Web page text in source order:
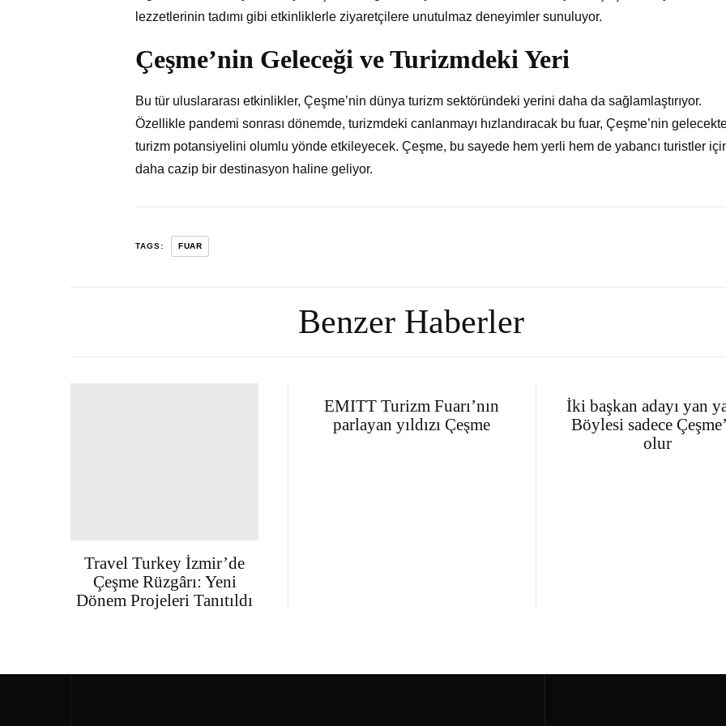
lezzetlerinin tadımı gibi etkinliklerle ziyaretçilere unutulmaz deneyimler sunuluyor.
Çeşme’nin Geleceği ve Turizmdeki Yeri
Bu tür uluslararası etkinlikler, Çeşme’nin dünya turizm sektöründeki yerini daha da sağlamlaştırıyor.
Özellikle pandemi sonrası dönemde, turizmdeki canlanmayı hızlandıracak bu fuar, Çeşme’nin
turizm potansiyelini olumlu yönde etkileyecek. Çeşme, bu sayede hem yerli hem de yabancı turistler
daha cazip bir destinasyon haline geliyor.
TAGS: FUAR
Benzer Haberler
Travel Turkey İzmir’de
Çeşme Rüzgârı: Yeni
Dönem Projeleri Tanıtıldı
EMITT Turizm Fuarı’nın
parlayan yıldızı Çeşme
İki başkan adayı yan
Böylesi sadece
olur